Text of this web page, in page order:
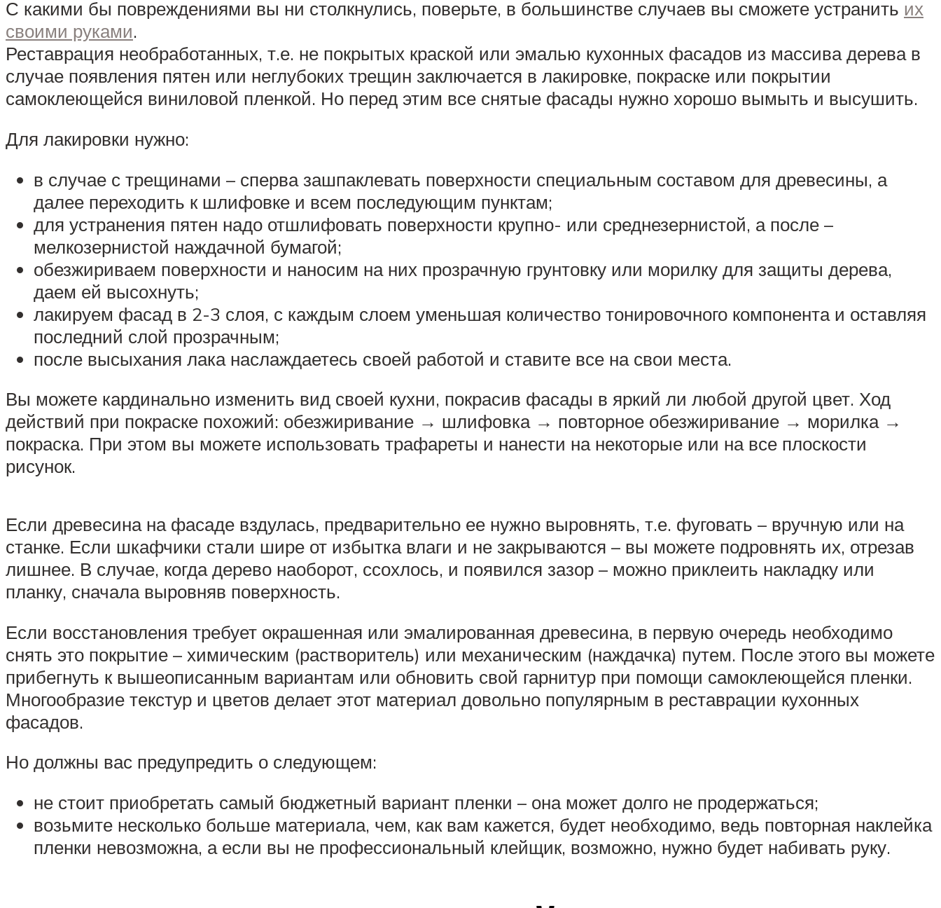
С какими бы повреждениями вы ни столкнулись, поверьте, в большинстве случаев вы сможете устранить их
своими руками.
Реставрация необработанных, т.е. не покрытых краской или эмалью кухонных фасадов из массива дерева в
случае появления пятен или неглубоких трещин заключается в лакировке, покраске или покрытии
самоклеющейся виниловой пленкой. Но перед этим все снятые фасады нужно хорошо вымыть и высушить.
Для лакировки нужно:
в случае с трещинами – сперва зашпаклевать поверхности специальным составом для древесины, а
далее переходить к шлифовке и всем последующим пунктам;
для устранения пятен надо отшлифовать поверхности крупно- или среднезернистой, а после –
мелкозернистой наждачной бумагой;
обезжириваем поверхности и наносим на них прозрачную грунтовку или морилку для защиты дерева,
даем ей высохнуть;
лакируем фасад в 2-3 слоя, с каждым слоем уменьшая количество тонировочного компонента и оставляя
последний слой прозрачным;
после высыхания лака наслаждаетесь своей работой и ставите все на свои места.
Вы можете кардинально изменить вид своей кухни, покрасив фасады в яркий ли любой другой цвет. Ход
действий при покраске похожий: обезжиривание → шлифовка → повторное обезжиривание → морилка →
покраска. При этом вы можете использовать трафареты и нанести на некоторые или на все плоскости
рисунок.
Если древесина на фасаде вздулась, предварительно ее нужно выровнять, т.е. фуговать – вручную или на
станке. Если шкафчики стали шире от избытка влаги и не закрываются – вы можете подровнять их, отрезав
лишнее. В случае, когда дерево наоборот, ссохлось, и появился зазор – можно приклеить накладку или
планку, сначала выровняв поверхность.
Если восстановления требует окрашенная или эмалированная древесина, в первую очередь необходимо
снять это покрытие – химическим (растворитель) или механическим (наждачка) путем. После этого вы можете
прибегнуть к вышеописанным вариантам или обновить свой гарнитур при помощи самоклеющейся пленки.
Многообразие текстур и цветов делает этот материал довольно популярным в реставрации кухонных
фасадов.
Но должны вас предупредить о следующем:
не стоит приобретать самый бюджетный вариант пленки – она может долго не продержаться;
возьмите несколько больше материала, чем, как вам кажется, будет необходимо, ведь повторная наклейка
пленки невозможна, а если вы не профессиональный клейщик, возможно, нужно будет набивать руку.